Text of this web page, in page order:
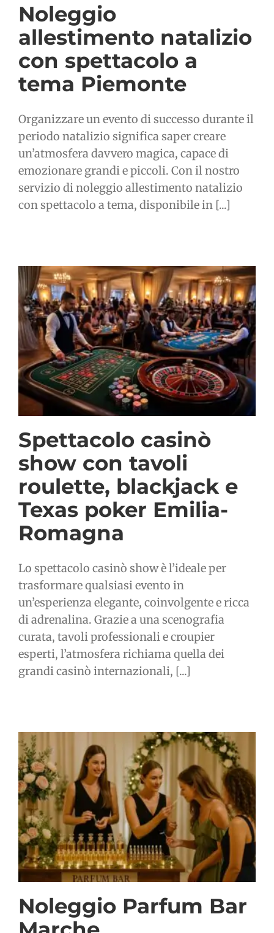
Noleggio
allestimento natalizio
con spettacolo a
tema Piemonte
Organizzare un evento di successo durante il
periodo natalizio significa saper creare
un’atmosfera davvero magica, capace di
emozionare grandi e piccoli. Con il nostro
servizio di noleggio allestimento natalizio
con spettacolo a tema, disponibile in [...]
Spettacolo casinò
show con tavoli
roulette, blackjack e
Texas poker Emilia-
Romagna
Lo spettacolo casinò show è l’ideale per
trasformare qualsiasi evento in
un’esperienza elegante, coinvolgente e ricca
di adrenalina. Grazie a una scenografia
curata, tavoli professionali e croupier
esperti, l’atmosfera richiama quella dei
grandi casinò internazionali, [...]
Noleggio Parfum Bar